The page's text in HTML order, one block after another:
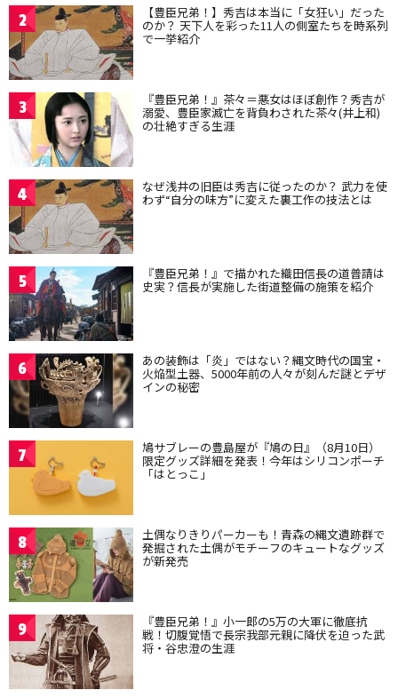
2 【豊臣兄弟！】秀吉は本当に「女狂い」だった
のか？ 天下人を彩った11人の側室たちを時系列
で一挙紹介
3 『豊臣兄弟！』茶々＝悪女はほぼ創作？秀吉が
溺愛、豊臣家滅亡を背負わされた茶々(井上和)
の壮絶すぎる生涯
4 なぜ浅井の旧臣は秀吉に従ったのか？ 武力を使
わず“自分の味方”に変えた裏工作の技法とは
5 『豊臣兄弟！』で描かれた織田信長の道普請は
史実？信長が実施した街道整備の施策を紹介
6 あの装飾は「炎」ではない？縄文時代の国宝・
火焔型土器、5000年前の人々が刻んだ謎とデザ
インの秘密
7 鳩サブレーの豊島屋が『鳩の日』（8月10日）
限定グッズ詳細を発表！今年はシリコンポーチ
「はとっこ」
8 土偶なりきりパーカーも！青森の縄文遺跡群で
発掘された土偶がモチーフのキュートなグッズ
が新発売
9 『豊臣兄弟！』小一郎の5万の大軍に徹底抗
戦！切腹覚悟で長宗我部元親に降伏を迫った武
将・谷忠澄の生涯